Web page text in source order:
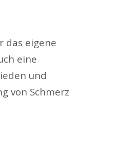
das eigene
eine
und
von Schmerz